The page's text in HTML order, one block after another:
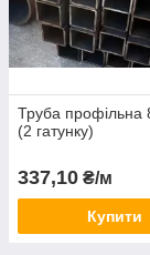
Труба профільна
(2 гатунку)
337,10 ₴/м
Купити